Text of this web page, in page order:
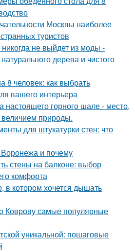
Москвы наиболее
туристов
никогда не выйдет из моды -
дерева и чистого
8 человек: как выбрать
вашего интерьера
горного шале - место,
величием природы.
для штукатурки стен: что
и почему
стены на балконе: выбор
комфорта
в котором хочется дышать
Коврову самые популярные
уникальной: пошаговые